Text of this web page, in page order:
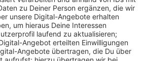
eines Baukrans und
seiner Mitmenschen
wurde schon mehrfach